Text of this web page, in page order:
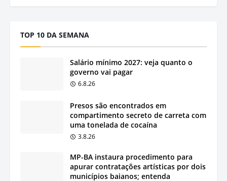
TOP 10 DA SEMANA
Salário mínimo 2027: veja quanto o
governo vai pagar
6.8.26
Presos são encontrados em
compartimento secreto de carreta com
uma tonelada de cocaína
3.8.26
MP-BA instaura procedimento para
apurar contratações artísticas por dois
municípios baianos; entenda